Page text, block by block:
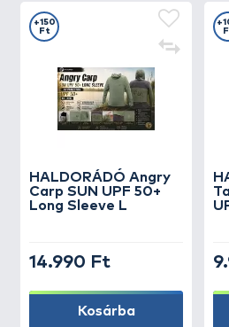
HALDORÁDÓ Angry
Carp SUN UPF 50+
Long Sleeve L
+150
Ft
14.990 Ft
Kosárba